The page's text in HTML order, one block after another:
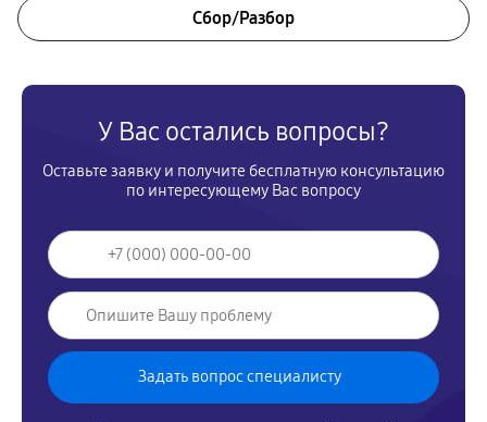
Сбор/Разбор
У Вас остались вопросы?
Оставьте заявку и получите бесплатную консультацию
по интересующему Вас вопросу